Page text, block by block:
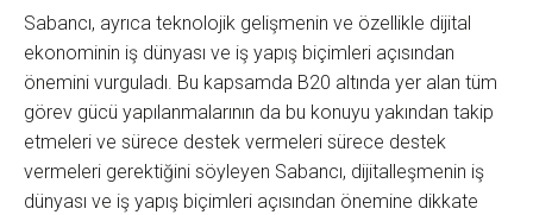
Sabancı, ayrıca teknolojik gelişmenin ve özellikle dijital
ekonominin iş dünyası ve iş yapış biçimleri açısından
önemini vurguladı. Bu kapsamda B20 altında yer alan tüm
görev gücü yapılanmalarının da bu konuyu yakından takip
etmeleri ve sürece destek vermeleri sürece destek
vermeleri gerektiğini söyleyen Sabancı, dijitalleşmenin iş
dünyası ve iş yapış biçimleri açısından önemine dikkate